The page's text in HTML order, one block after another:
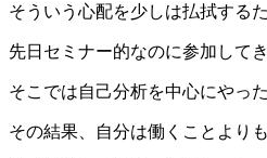
そういう心配を少しは払拭する
先日セミナー的なのに参加してき
そこでは自己分析を中心にやっ
その結果、自分は働くことよりも